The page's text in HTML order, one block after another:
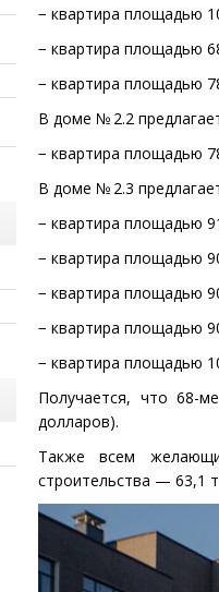
− квартира площадью
− квартира площадью
− квартира площадью
В доме № 2.2
− квартира площадью
В доме № 2.3
− квартира площадью
− квартира площадью
− квартира площадью
− квартира площадью
− квартира площадью
Получается, что 68-
долларов).
Также всем
строительства — 63,1